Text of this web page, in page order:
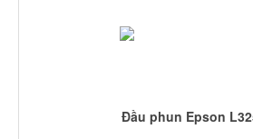
Đầu phun Epson